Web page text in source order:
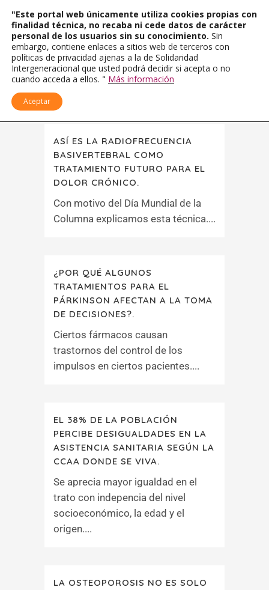
ASÍ ES LA RADIOFRECUENCIA
BASIVERTEBRAL COMO
TRATAMIENTO FUTURO PARA EL
DOLOR CRÓNICO.
Con motivo del Día Mundial de la
Columna explicamos esta técnica....
¿POR QUÉ ALGUNOS
TRATAMIENTOS PARA EL
PÁRKINSON AFECTAN A LA TOMA
DE DECISIONES?.
Ciertos fármacos causan
trastornos del control de los
impulsos en ciertos pacientes....
EL 38% DE LA POBLACIÓN
PERCIBE DESIGUALDADES EN LA
ASISTENCIA SANITARIA SEGÚN LA
CCAA DONDE SE VIVA.
Se aprecia mayor igualdad en el
trato con indepencia del nivel
socioeconómico, la edad y el
origen....
LA OSTEOPOROSIS NO ES SOLO
"Este portal web únicamente utiliza cookies propias con
finalidad técnica, no recaba ni cede datos de carácter
personal de los usuarios sin su conocimiento. Sin
embargo, contiene enlaces a sitios web de terceros con
políticas de privacidad ajenas a la de Solidaridad
Intergeneracional que usted podrá decidir si acepta o no
cuando acceda a ellos. " Más información
Aceptar